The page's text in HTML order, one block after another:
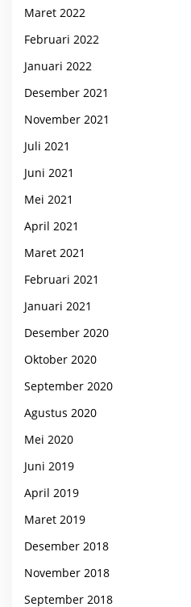
Maret 2022
Februari 2022
Januari 2022
Desember 2021
November 2021
Juli 2021
Juni 2021
Mei 2021
April 2021
Maret 2021
Februari 2021
Januari 2021
Desember 2020
Oktober 2020
September 2020
Agustus 2020
Mei 2020
Juni 2019
April 2019
Maret 2019
Desember 2018
November 2018
September 2018